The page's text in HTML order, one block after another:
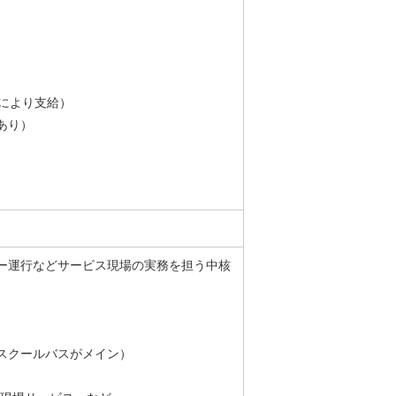
より支給）
）
運行などサービス現場の実務を担う中核
ールバスがメイン）